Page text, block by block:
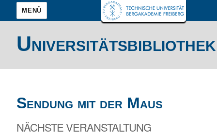
MENÜ
Universitätsbibliothek
Sendung mit der Maus
NÄCHSTE VERANSTALTUNG